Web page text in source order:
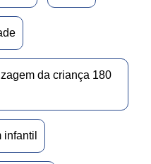
da criança 180